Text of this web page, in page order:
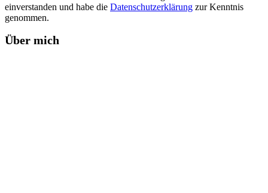
einverstanden und habe die Datenschutzerklärung zur Kenntnis
genommen.
Über mich